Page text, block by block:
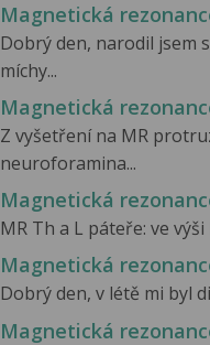
Magnetická
Dobrý den, narodil jsem
míchy...
Magnetická
Z vyšetření na MR
neuroforamina...
Magnetická
MR Th a L páteře: ve
Magnetická
Dobrý den, v létě mi byl
Magnetická